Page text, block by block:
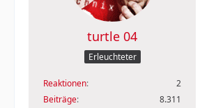
turtle 04
Erleuchteter
Reaktionen
2
Beiträge
8.311